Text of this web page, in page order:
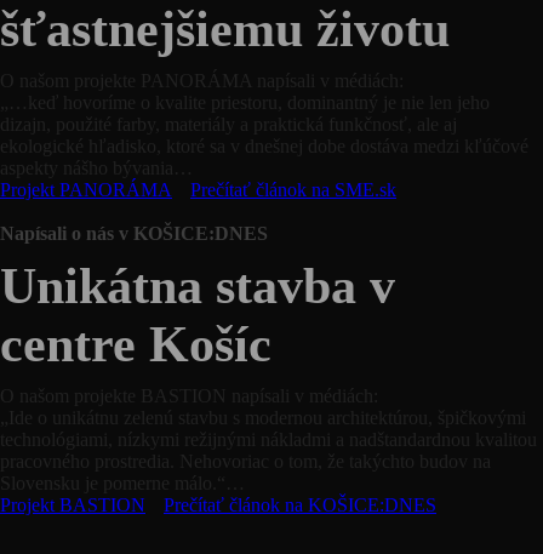
šťastnejšiemu životu
O našom projekte PANORÁMA napísali v médiách:
„…keď hovoríme o kvalite priestoru, dominantný je nie len jeho
dizajn, použité farby, materiály a praktická funkčnosť, ale aj
ekologické hľadisko, ktoré sa v dnešnej dobe dostáva medzi kľúčové
aspekty nášho bývania…
Projekt PANORÁMA
Prečítať článok na SME.sk
Napísali o nás v KOŠICE:DNES
Unikátna stavba v
centre Košíc
O našom projekte BASTION napísali v médiách:
„Ide o unikátnu zelenú stavbu s modernou architektúrou, špičkovými
technológiami, nízkymi režijnými nákladmi a nadštandardnou kvalitou
pracovného prostredia. Nehovoriac o tom, že takýchto budov na
Slovensku je pomerne málo.“…
Projekt BASTION
Prečítať článok na KOŠICE:DNES